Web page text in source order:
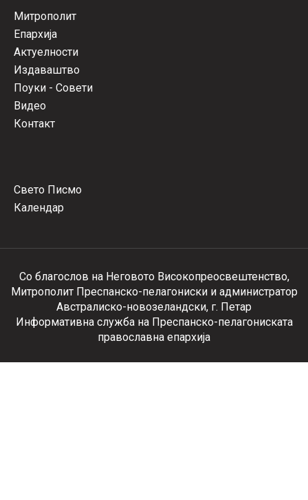
Митрополит
Епархија
Актуелности
Издаваштво
Поуки - Совети
Видео
Контакт
Свето Писмо
Календар
Со благослов на Неговото Високопреосвештенство,
Митрополит Преспанско-пелагониски и администратор
Австралиско-новозеландски, г. Петар
Информативна служба на Преспанско-пелагониската
православна епархија